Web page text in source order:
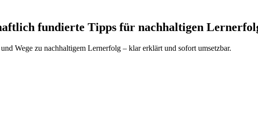
fundierte Tipps für nachhaltigen
Wege zu nachhaltigem Lernerfolg – klar erklärt und sofort umsetzbar.